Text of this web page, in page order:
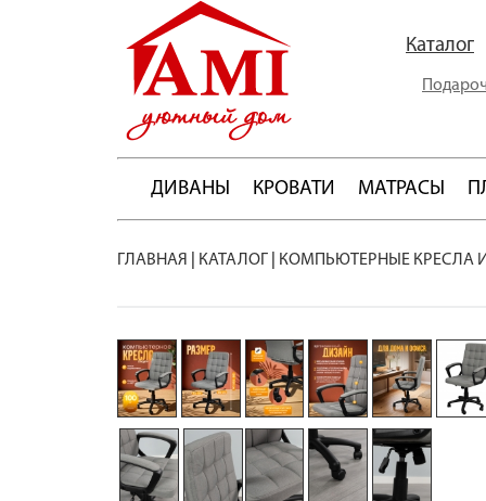
Каталог
ДИВАНЫ КРОВАТИ МАТРАСЫ
ГЛАВНАЯ КАТАЛОГ КОМПЬЮТЕРНЫЕ КРЕСЛА